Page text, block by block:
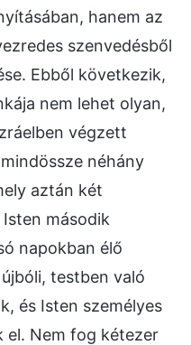
hanem az
szenvedésből
Ebből következik,
nem lehet olyan,
végzett
néhány
aztán két
második
napokban élő
testben való
és Isten személyes
el. Nem fog kétezer